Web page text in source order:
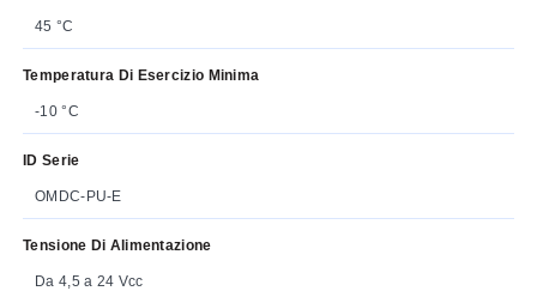
45 °C
Temperatura Di Esercizio Minima
-10 °C
ID Serie
OMDC-PU-E
Tensione Di Alimentazione
Da 4,5 a 24 Vcc